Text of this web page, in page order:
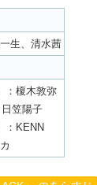
生、清水茜
：榎木敦弥
笠陽子
：KENN